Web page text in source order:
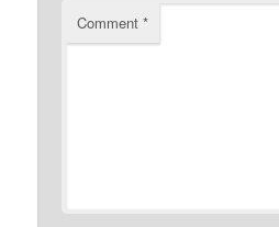
Comment*